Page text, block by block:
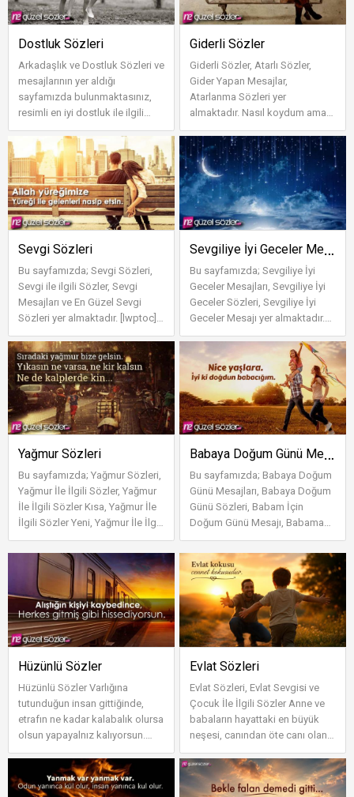
Dostluk Sözleri
Arkadaşlık ve Dostluk Sözleri ve
mesajlarının yer aldığı
sayfamızda bulunmaktasınız,
resimli en iyi dostluk ile ilgili
sözleri sevdiklerinle paylaş. ...
Giderli Sözler
Giderli Sözler, Atarlı Sözler,
Gider Yapan Mesajlar,
Atarlanma Sözleri yer
almaktadır. Nasıl koydum ama
insan yerine seni. Ağır
konuşuyorsam sustu...
Sevgi Sözleri
Bu sayfamızda; Sevgi Sözleri,
Sevgi ile ilgili Sözler, Sevgi
Mesajları ve En Güzel Sevgi
Sözleri yer almaktadır. [lwptoc]
Sevgi Sözleri O kаdаr m...
Sevgiliye İyi Geceler Mesajları
Bu sayfamızda; Sevgiliye İyi
Geceler Mesajları, Sevgiliye İyi
Geceler Sözleri, Sevgiliye İyi
Geceler Mesajı yer almaktadır.
Geceme ışık ol, rüyalar...
Yağmur Sözleri
Bu sayfamızda; Yağmur Sözleri,
Yağmur İle İlgili Sözler, Yağmur
İle İlgili Sözler Kısa, Yağmur İle
İlgili Sözler Yeni, Yağmur İle İlgili
Sözler Facebo...
Babaya Doğum Günü Mesajları
Bu sayfamızda; Babaya Doğum
Günü Mesajları, Babaya Doğum
Günü Sözleri, Babam İçin
Doğum Günü Mesajı, Babama
Doğum Günü Mesajları yer
almaktadır. BABA...
Hüzünlü Sözler
Hüzünlü Sözler Varlığına
tutunduğun insan gittiğinde,
etrafın ne kadar kalabalık olursa
olsun yapayalnız kalıyorsun.
Gözlerimden akan her damlada
Evlat Sözleri
Evlat Sözleri, Evlat Sevgisi ve
Çocuk İle İlgili Sözler Anne ve
babaların hayattaki en büyük
neşesi, canından öte canı olan
evlatlarına dair derl...